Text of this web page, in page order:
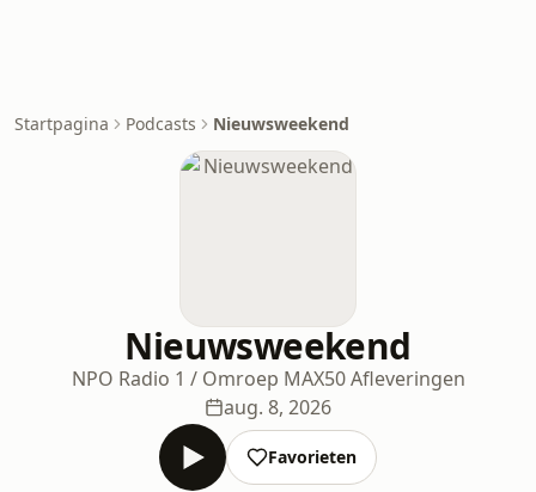
Startpagina Podcasts Nieuwsweekend
Nieuwsweekend
NPO Radio 1 / Omroep MAX50 Afleveringen
aug. 8, 2026
Favorieten